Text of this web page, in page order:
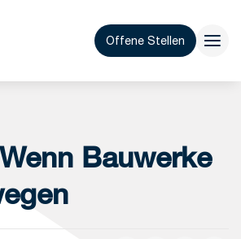
Offene Stellen
Bauwerke